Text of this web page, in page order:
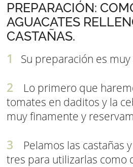
PREPARACIÓN:
AGUACATES
CASTAÑAS.
Su preparación es
Lo primero que
tomates en daditos y la
muy finamente y
Pelamos las castañas
tres para utilizarlas como